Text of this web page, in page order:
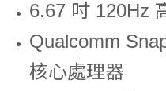
6.67 吋 120Hz
Qualcomm
核心處理器